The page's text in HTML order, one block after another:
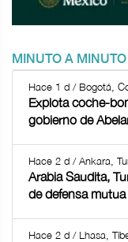
MINUTO A MINUTO
Hace 1 d / Bogotá,
Explota coche-
gobierno de
Hace 2 d / Ankara,
Arabia Saudita,
de defensa mutua
Hace 2 d / Lhasa,